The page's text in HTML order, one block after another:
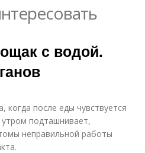
с водой.
после еды чувствуется
подташнивает,
неправильной работы